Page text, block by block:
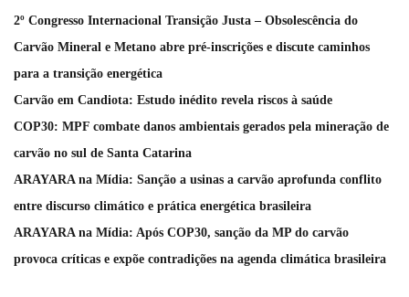
2º Congresso Internacional Transição Justa – Obsolescência do
Carvão Mineral e Metano abre pré-inscrições e discute caminhos
para a transição energética
Carvão em Candiota: Estudo inédito revela riscos à saúde
COP30: MPF combate danos ambientais gerados pela mineração de
carvão no sul de Santa Catarina
ARAYARA na Mídia: Sanção a usinas a carvão aprofunda conflito
entre discurso climático e prática energética brasileira
ARAYARA na Mídia: Após COP30, sanção da MP do carvão
provoca críticas e expõe contradições na agenda climática brasileira